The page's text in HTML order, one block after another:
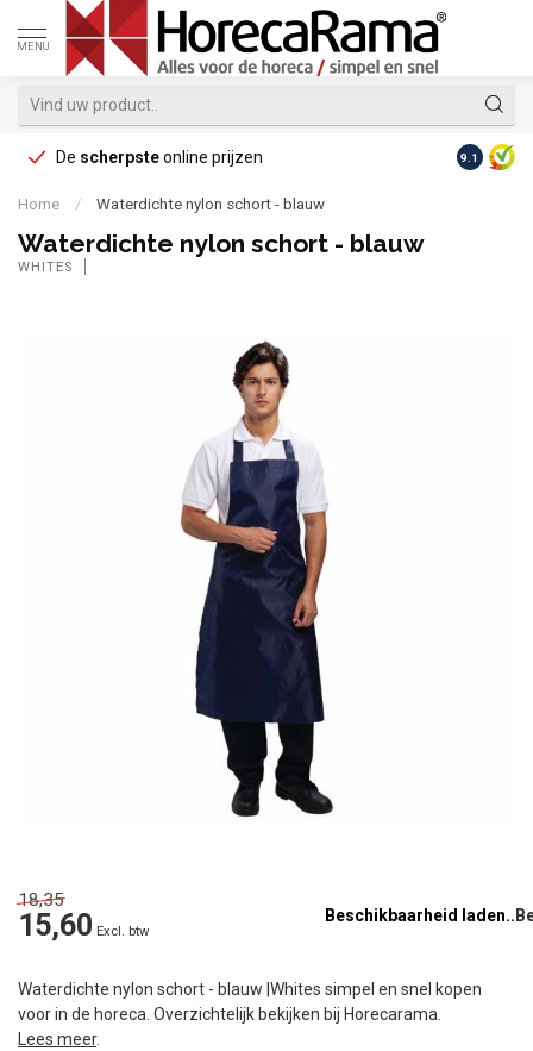
MENU
De scherpsteonline prijzen Op
9.1
Home / Waterdichte nylon schort - blauw
Waterdichte nylon schort - blauw
WHITES
18,35
15,60 Excl. btw
Beschikbaarheid laden..
Waterdichte nylon schort - blauw |Whites simpel en snel kopen
voor in de horeca. Overzichtelijk bekijken bij Horecarama.
Lees meer.